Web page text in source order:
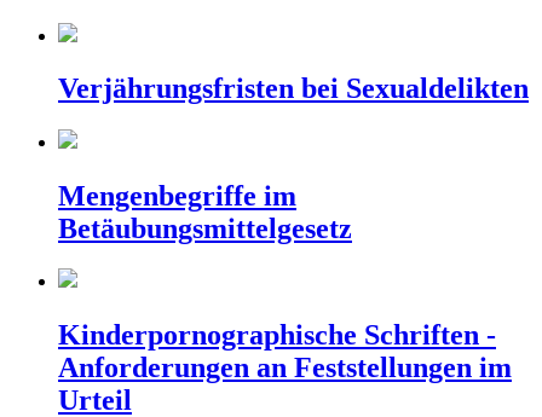
Verjährungsfristen bei Sexualdelikten
Mengenbegriffe im
Betäubungsmittelgesetz
Kinderpornographische Schriften -
Anforderungen an Feststellungen im
Urteil